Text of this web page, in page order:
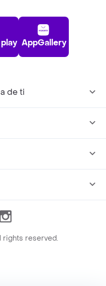
AppGallery
de ti
Instagram
rights reserved.